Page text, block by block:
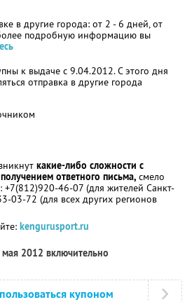
в другие города: от 2 - 6 дней, от
подробную информацию вы
к выдаче с 9.04.2012. С этого дня
отправка в другие города
какие-либо сложности с
ответного письма, смело
+7(812)920-46-07 (для жителей Санкт-
03-72 (для всех других регионов
kengurusport.ru
2012 включительно
купоном